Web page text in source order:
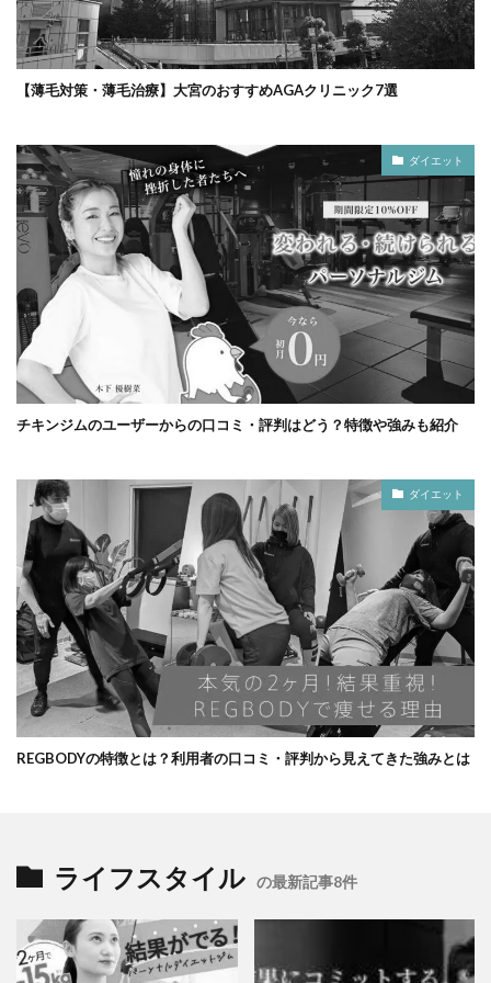
【薄毛対策・薄毛治療】大宮のおすすめAGAクリニック7選
ダイエット
チキンジムのユーザーからの口コミ・評判はどう？特徴や強みも紹介
ダイエット
REGBODYの特徴とは？利用者の口コミ・評判から見えてきた強みとは
ライフスタイル の最新記事8件